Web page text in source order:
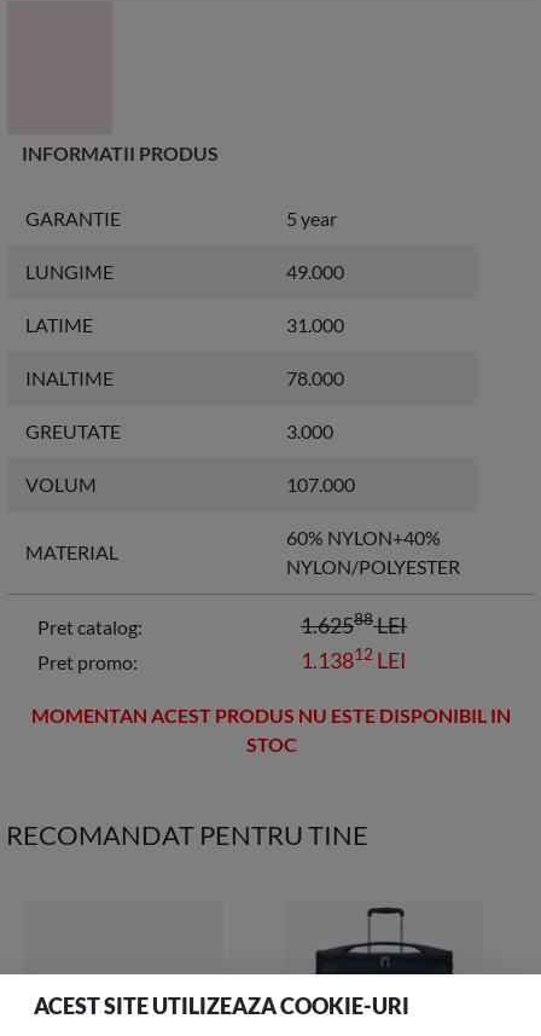
ACEST SITE UTILIZEAZA COOKIE-URI
INFORMATII PRODUS
GARANTIE 5 year
LUNGIME 49.000
LATIME 31.000
INALTIME 78.000
GREUTATE 3.000
VOLUM 107.000
MATERIAL
60% NYLON+40%
NYLON/POLYESTER
Pret catalog: 1.62588LEI
Pret promo: 1.13812 LEI
MOMENTAN ACEST PRODUS NU ESTE DISPONIBIL IN
STOC
RECOMANDAT PENTRU TINE